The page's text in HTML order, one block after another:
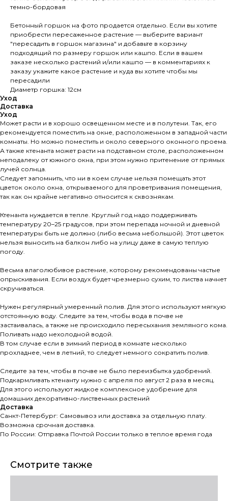
темно-бордовая
Бетонный горшок на фото продается отдельно. Если вы хотите
приобрести пересаженное растение — выберите вариант
"пересадить в горшок магазина" и добавьте в корзину
подходящий по размеру горшок или кашпо. Если в вашем
заказе несколько растений и/или кашпо — в комментариях к
заказу укажите какое растение и куда вы хотите чтобы мы
пересадили
Диаметр горшка: 12см
Уход
Доставка
Уход
Может расти и в хорошо освещенном месте и в полутени. Так, его
рекомендуется поместить на окне, расположенном в западной части
комнаты. Но можно поместить и около северного оконного проема.
А также ктенанта может расти на подставном столе, расположенном
неподалеку от южного окна, при этом нужно притенение от прямых
лучей солнца.
Следует запомнить, что ни в коем случае нельзя помещать этот
цветок около окна, открываемого для проветривания помещения,
так как он крайне негативно относится к сквознякам.
Ктенанта нуждается в тепле. Круглый год надо поддерживать
температуру 20–25 градусов, при этом перепада ночной и дневной
температуры быть не должно (либо весьма небольшой). Этот цветок
нельзя выносить на балкон либо на улицу даже в самую теплую
погоду.
Весьма влаголюбивое растение, которому рекомендованы частые
опрыскивания. Если воздух будет чрезмерно сухим, то листва начнет
скручиваться.
Нужен регулярный умеренный полив. Для этого используют мягкую
отстоянную воду. Следите за тем, чтобы вода в почве не
застаивалась, а также не происходило пересыхания земляного кома.
Поливать надо нехолодной водой.
В том случае если в зимний период в комнате несколько
прохладнее, чем в летний, то следует немного сократить полив.
Следите за тем, чтобы в почве не было переизбытка удобрений.
Подкармливать ктенанту нужно с апреля по август 2 раза в месяц.
Для этого используют жидкое комплексное удобрение для
домашних декоративно-лиственных растений
Доставка
Санкт-Петербург: Самовывоз или доставка за отдельную плату.
Возможна срочная доставка.
По России: Отправка Почтой России только в теплое время года
Смотрите также